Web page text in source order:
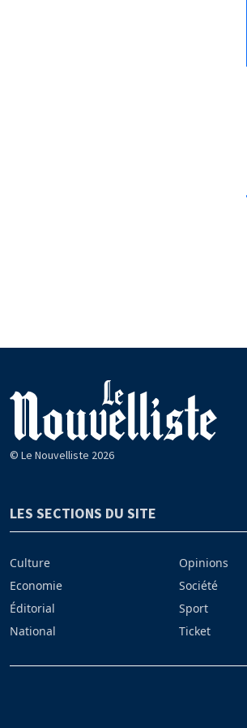
© Le Nouvelliste 2026
LES SECTIONS DU SITE
Culture
Economie
Éditorial
National
Opinions
Société
Sport
Ticket